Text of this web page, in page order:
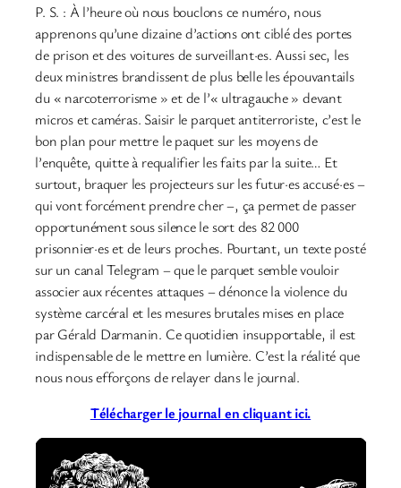
P. S. : À l’heure où nous bouclons ce numéro, nous
apprenons qu’une dizaine d’actions ont ciblé des portes
de prison et des voitures de surveillant·es. Aussi sec, les
deux ministres brandissent de plus belle les épouvantails
du « narcoterrorisme » et de l’« ultragauche » devant
micros et caméras. Saisir le parquet antiterroriste, c’est le
bon plan pour mettre le paquet sur les moyens de
l’enquête, quitte à requalifier les faits par la suite… Et
surtout, braquer les projecteurs sur les futur·es accusé·es –
qui vont forcément prendre cher –, ça permet de passer
opportunément sous silence le sort des 82 000
prisonnier·es et de leurs proches. Pourtant, un texte posté
sur un canal Telegram – que le parquet semble vouloir
associer aux récentes attaques – dénonce la violence du
système carcéral et les mesures brutales mises en place
par Gérald Darmanin. Ce quotidien insupportable, il est
indispensable de le mettre en lumière. C’est la réalité que
nous nous efforçons de relayer dans le journal.
Télécharger le journal en cliquant ici.